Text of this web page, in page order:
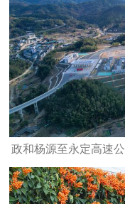
政和杨源至永定高速